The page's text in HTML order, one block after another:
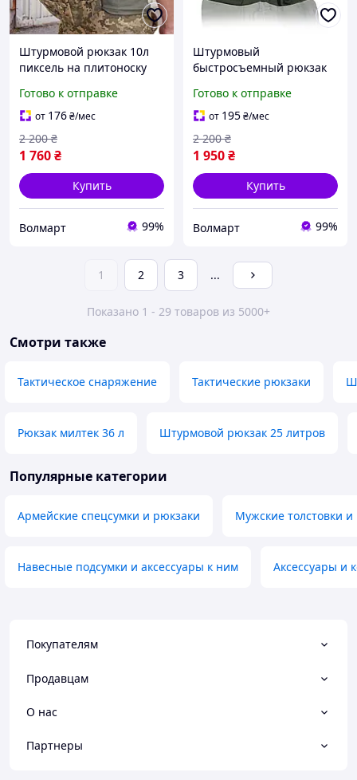
Штурмовой рюкзак 10л
пиксель на плитоноску
рюкзак на молли с
быстрым сбросом
Готово к отправке
от 176₴/мес
1 760₴
2 200 ₴
Купить
Волмарт 99%
Штурмовый
быстросъемный рюкзак
Маленький тактический
рюкзак
Готово к отправке
от 195₴/мес
1 950₴
2 200 ₴
Купить
Волмарт 99%
1 2 3 ...
Показано 1 - 29 товаров из 5000+
Смотри также
Тактическое снаряжение Тактические рюкзаки
Рюкзак милтек 36 л Штурмовой рюкзак 25 литров
Популярные категории
Армейские спецсумки и рюкзаки Мужские толстовки
Навесные подсумки и аксессуары к ним Аксессуары и
Покупателям
Продавцам
О нас
Партнеры